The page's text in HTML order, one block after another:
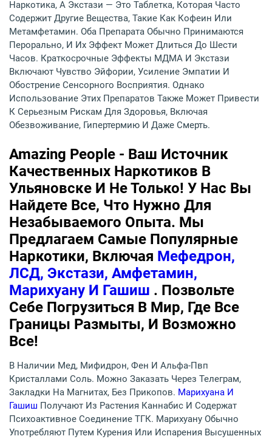
Наркотика, А Экстази — Это Таблетка, Которая Часто
Содержит Другие Вещества, Такие Как Кофеин Или
Метамфетамин. Оба Препарата Обычно Принимаются
Перорально, И Их Эффект Может Длиться До Шести
Часов. Краткосрочные Эффекты МДМА И Экстази
Включают Чувство Эйфории, Усиление Эмпатии И
Обострение Сенсорного Восприятия. Однако
Использование Этих Препаратов Также Может Привести
К Серьезным Рискам Для Здоровья, Включая
Обезвоживание, Гипертермию И Даже Смерть.
Amazing People - Ваш Источник
Качественных Наркотиков В
Ульяновске И Не Только! У Нас Вы
Найдете Все, Что Нужно Для
Незабываемого Опыта. Мы
Предлагаем Самые Популярные
Наркотики, Включая Мефедрон,
ЛСД, Экстази, Амфетамин,
Марихуану И Гашиш . Позвольте
Себе Погрузиться В Мир, Где Все
Границы Размыты, И Возможно
Все!
В Наличии Мед, Мифидрон, Фен И Альфа-Пвп
Кристаллами Соль. Можно Заказать Через Телеграм,
Закладки На Магнитах, Без Прикопов. Марихуана И
Гашиш Получают Из Растения Каннабис И Содержат
Психоактивное Соединение ТГК. Марихуану Обычно
Употребляют Путем Курения Или Испарения Высушенных